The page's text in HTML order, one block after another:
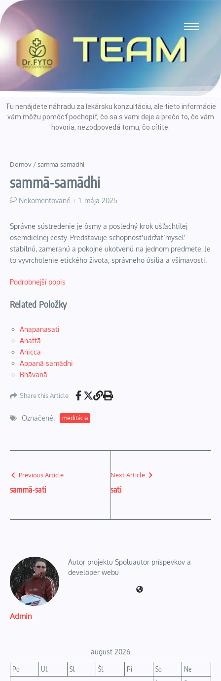
Tu nenájdete náhradu za lekársku konzultáciu, ale tieto informácie
vám môžu pomôcť pochopiť, čo sa s vami deje a prečo to, čo vám
hovoria, nezodpovedá tomu, čo cítite.
Domov /sammā-samādhi
sammā-samādhi
Nekomentované 1. mája 2025
Správne sústredenie je ôsmy a posledný krok ušľachtilej
osemdielnej cesty. Predstavuje schopnosť udržať myseľ
stabilnú, zameranú a pokojne ukotvenú na jednom predmete. Je
to vyvrcholenie etického života, správneho úsilia a všímavosti.
Podrobnejší popis
Related Položky
Anapanasati
Anattā
Anicca
Appanā samādhi
Bhāvanā
Share this Article
Označené: meditácia
Previous Article
sammā-sati
Next Article
sati
Admin
Autor projektu Spoluautor príspevkov a
developer webu
august 2026
Po Ut St Št Pi So
Ne